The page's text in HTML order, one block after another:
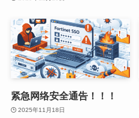
紧急网络安全通告！！！
2025年11月18日